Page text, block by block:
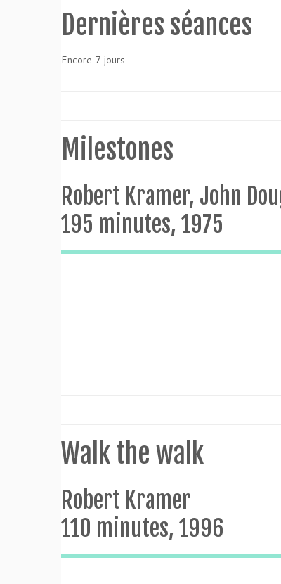
Dernières séances
Encore 7 jours
Milestones
Robert Kramer, John
195 minutes, 1975
Walk the walk
Robert Kramer
110 minutes, 1996